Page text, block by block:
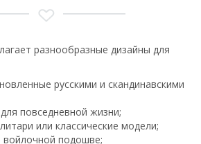
разнообразные дизайны для
русскими и скандинавскими
повседневной жизни;
или классические модели;
войлочной подошве;